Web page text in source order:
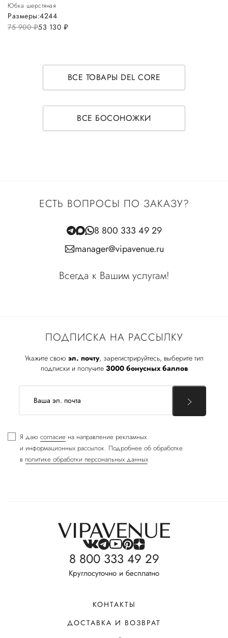
Юбка шерстяная
75 900руб.53 130 руб.
Размеры:4244
ВСЕ ТОВАРЫ DEL CORE
ВСЕ БОСОНОЖКИ
ПОДПИСКА НА РАССЫЛКУ
Укажите свою эл. почту, зарегистрируйтесь, выберите тип
подписки и получите 3000 бонусных баллов
Я даю согласие на направление рекламных
и информационных рассылок. Подробнее об обработке
в политике обработки персональных данных
ЕСТЬ ВОПРОСЫ ПО ЗАКАЗУ?
8 800 333 49 29
manager@vipavenue.ru
Всегда к Вашим услугам!
8 800 333 49 29
Круглосуточно и бесплатно
КОНТАКТЫ
ДОСТАВКА И ВОЗВРАТ